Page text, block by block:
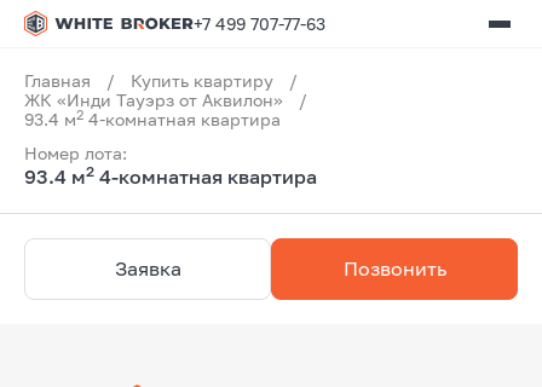
+7 499 707-77-63
Главная / Купить квартиру
/
ЖК «Инди Тауэрз от Аквилон»
/
93.4 м2 4-комнатная квартира
Номер лота:
93.4 м2 4-комнатная квартира
Заявка Позвонить